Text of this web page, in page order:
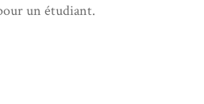
un étudiant.